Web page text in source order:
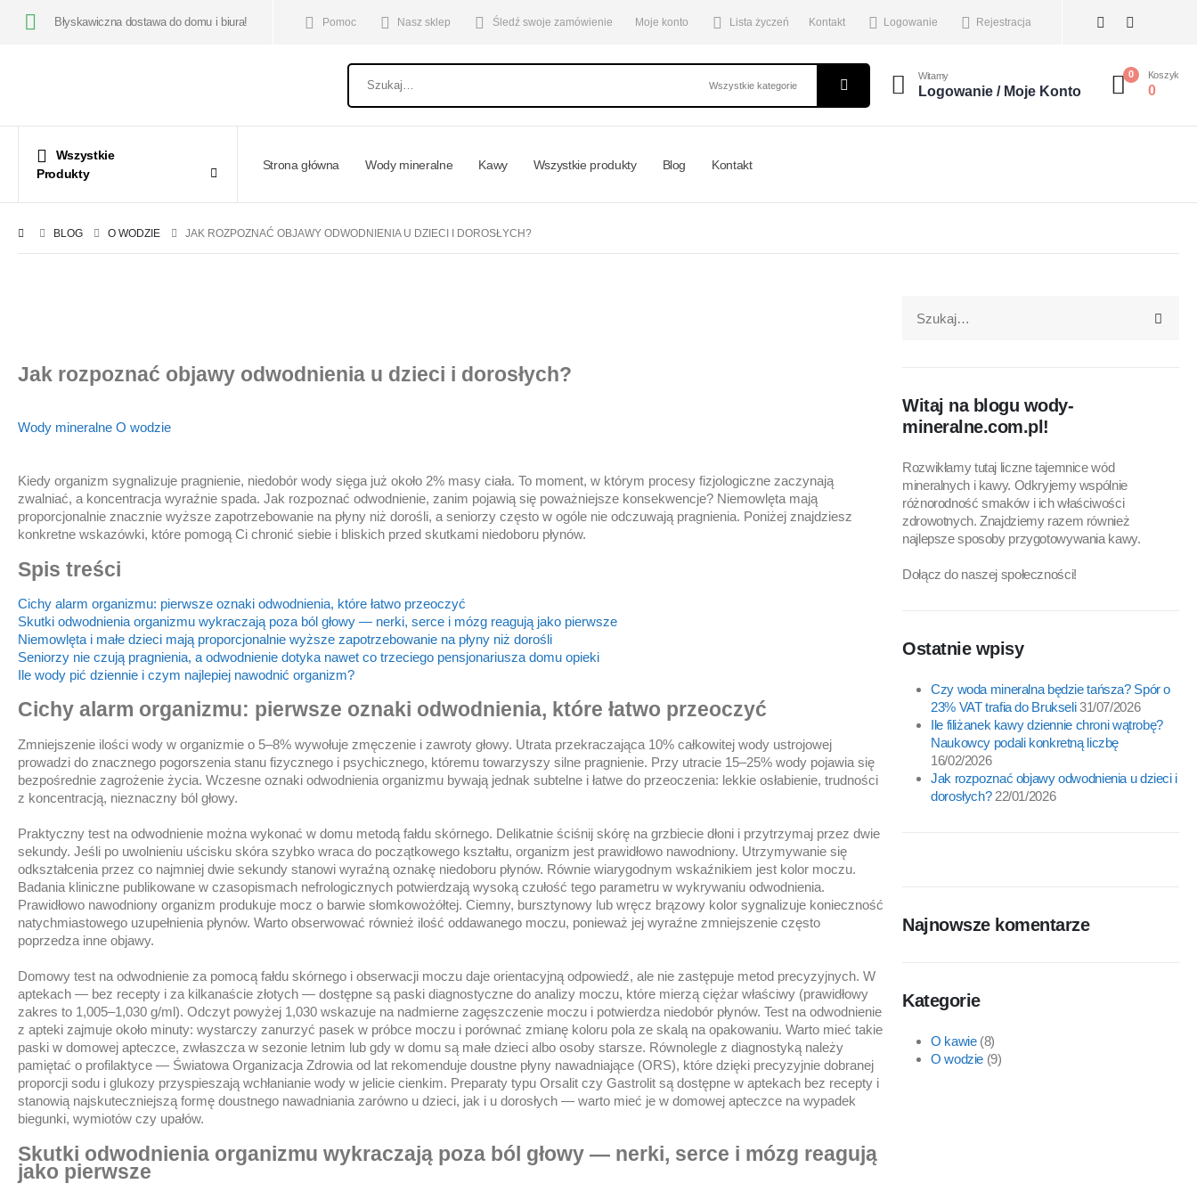
Błyskawiczna dostawa do domu i biura! Pomoc Nasz sklep Śledź swoje zamówienie Moje konto Lista życzeń Kontakt Logowanie Rejestracja
Witamy
Logowanie / Moje Konto
0 Koszyk
0
Wszystkie
Produkty
Strona główna Wody mineralne Kawy Wszystkie produkty Blog Kontakt
BLOG O WODZIE JAK ROZPOZNAĆ OBJAWY ODWODNIENIA U DZIECI I DOROSŁYCH?
Jak rozpoznać objawy odwodnienia u dzieci i dorosłych?
Wody mineralne O wodzie
Kiedy organizm sygnalizuje pragnienie, niedobór wody sięga już około 2% masy ciała. To moment, w którym procesy fizjologiczne zaczynają
zwalniać, a koncentracja wyraźnie spada. Jak rozpoznać odwodnienie, zanim pojawią się poważniejsze konsekwencje? Niemowlęta mają
proporcjonalnie znacznie wyższe zapotrzebowanie na płyny niż dorośli, a seniorzy często w ogóle nie odczuwają pragnienia. Poniżej znajdziesz
konkretne wskazówki, które pomogą Ci chronić siebie i bliskich przed skutkami niedoboru płynów.
Spis treści
Cichy alarm organizmu: pierwsze oznaki odwodnienia, które łatwo przeoczyć
Skutki odwodnienia organizmu wykraczają poza ból głowy — nerki, serce i mózg reagują jako pierwsze
Niemowlęta i małe dzieci mają proporcjonalnie wyższe zapotrzebowanie na płyny niż dorośli
Seniorzy nie czują pragnienia, a odwodnienie dotyka nawet co trzeciego pensjonariusza domu opieki
Ile wody pić dziennie i czym najlepiej nawodnić organizm?
Cichy alarm organizmu: pierwsze oznaki odwodnienia, które łatwo przeoczyć
Zmniejszenie ilości wody w organizmie o 5–8% wywołuje zmęczenie i zawroty głowy. Utrata przekraczająca 10% całkowitej wody ustrojowej
prowadzi do znacznego pogorszenia stanu fizycznego i psychicznego, któremu towarzyszy silne pragnienie. Przy utracie 15–25% wody pojawia się
bezpośrednie zagrożenie życia. Wczesne oznaki odwodnienia organizmu bywają jednak subtelne i łatwe do przeoczenia: lekkie osłabienie, trudności
z koncentracją, nieznaczny ból głowy.
Praktyczny test na odwodnienie można wykonać w domu metodą fałdu skórnego. Delikatnie ściśnij skórę na grzbiecie dłoni i przytrzymaj przez dwie
sekundy. Jeśli po uwolnieniu uścisku skóra szybko wraca do początkowego kształtu, organizm jest prawidłowo nawodniony. Utrzymywanie się
odkształcenia przez co najmniej dwie sekundy stanowi wyraźną oznakę niedoboru płynów. Równie wiarygodnym wskaźnikiem jest kolor moczu.
Badania kliniczne publikowane w czasopismach nefrologicznych potwierdzają wysoką czułość tego parametru w wykrywaniu odwodnienia.
Prawidłowo nawodniony organizm produkuje mocz o barwie słomkowożółtej. Ciemny, bursztynowy lub wręcz brązowy kolor sygnalizuje konieczność
natychmiastowego uzupełnienia płynów. Warto obserwować również ilość oddawanego moczu, ponieważ jej wyraźne zmniejszenie często
poprzedza inne objawy.
Domowy test na odwodnienie za pomocą fałdu skórnego i obserwacji moczu daje orientacyjną odpowiedź, ale nie zastępuje metod precyzyjnych. W
aptekach — bez recepty i za kilkanaście złotych — dostępne są paski diagnostyczne do analizy moczu, które mierzą ciężar właściwy (prawidłowy
zakres to 1,005–1,030 g/ml). Odczyt powyżej 1,030 wskazuje na nadmierne zagęszczenie moczu i potwierdza niedobór płynów. Test na odwodnienie
z apteki zajmuje około minuty: wystarczy zanurzyć pasek w próbce moczu i porównać zmianę koloru pola ze skalą na opakowaniu. Warto mieć takie
paski w domowej apteczce, zwłaszcza w sezonie letnim lub gdy w domu są małe dzieci albo osoby starsze. Równolegle z diagnostyką należy
pamiętać o profilaktyce — Światowa Organizacja Zdrowia od lat rekomenduje doustne płyny nawadniające (ORS), które dzięki precyzyjnie dobranej
proporcji sodu i glukozy przyspieszają wchłanianie wody w jelicie cienkim. Preparaty typu Orsalit czy Gastrolit są dostępne w aptekach bez recepty i
stanowią najskuteczniejszą formę doustnego nawadniania zarówno u dzieci, jak i u dorosłych — warto mieć je w domowej apteczce na wypadek
biegunki, wymiotów czy upałów.
Skutki odwodnienia organizmu wykraczają poza ból głowy — nerki, serce i mózg reagują
jako pierwsze
Witaj na blogu wody-
mineralne.com.pl!
Rozwikłamy tutaj liczne tajemnice wód
mineralnych i kawy. Odkryjemy wspólnie
różnorodność smaków i ich właściwości
zdrowotnych. Znajdziemy razem również
najlepsze sposoby przygotowywania kawy.
Dołącz do naszej społeczności!
Ostatnie wpisy
Czy woda mineralna będzie tańsza? Spór o
23% VAT trafia do Brukseli 31/07/2026
Ile filiżanek kawy dziennie chroni wątrobę?
Naukowcy podali konkretną liczbę
16/02/2026
Jak rozpoznać objawy odwodnienia u dzieci i
dorosłych? 22/01/2026
Najnowsze komentarze
Kategorie
O kawie(8)
O wodzie (9)